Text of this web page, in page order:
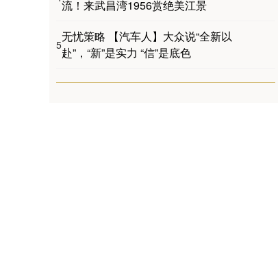
流！来武昌湾1956赏绝美江景
5
无忧策略 【汽车人】大众说“全新以
赴”，“新”是实力 “信”是底色